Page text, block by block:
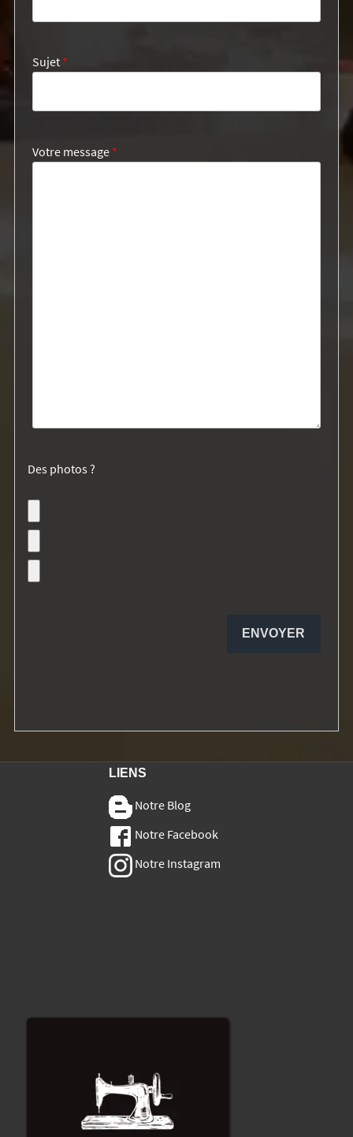
Sujet *
Votre message *
Des photos ?
LIENS
Notre Blog
Notre Facebook
Notre Instagram